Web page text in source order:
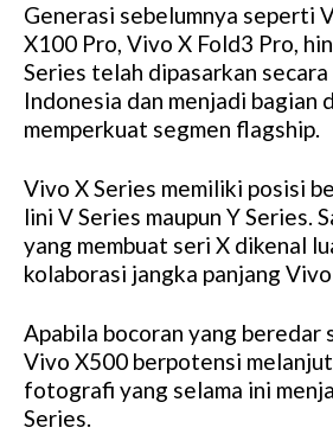
Generasi sebelumnya seperti
X100 Pro, Vivo X Fold3 Pro,
Series telah dipasarkan
Indonesia dan menjadi
memperkuat segmen flagship.
Vivo X Series memiliki posisi
lini V Series maupun Y Series.
yang membuat seri X dikenal
kolaborasi jangka panjang Vivo
Apabila bocoran yang beredar
Vivo X500 berpotensi
fotografi yang selama ini
Series.